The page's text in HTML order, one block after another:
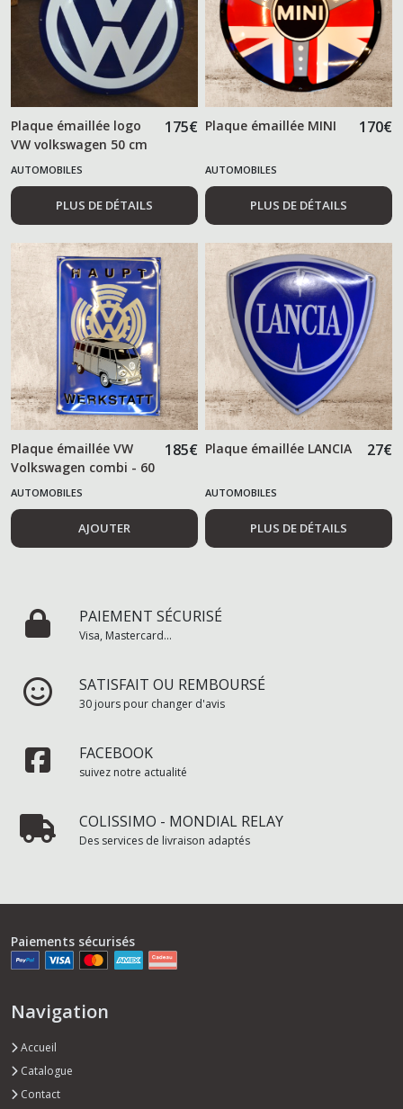
Plaque émaillée logo
VW volkswagen 50 cm
175€
AUTOMOBILES
PLUS DE DÉTAILS
Plaque émaillée MINI 170€
AUTOMOBILES
PLUS DE DÉTAILS
Plaque émaillée VW
Volkswagen combi - 60
cm -
185€
AUTOMOBILES
AJOUTER
Plaque émaillée LANCIA 27€
AUTOMOBILES
PLUS DE DÉTAILS
PAIEMENT SÉCURISÉ
Visa, Mastercard...
SATISFAIT OU REMBOURSÉ
30 jours pour changer d'avis
FACEBOOK
suivez notre actualité
COLISSIMO - MONDIAL RELAY
Des services de livraison adaptés
Paiements sécurisés
Navigation
Accueil
Catalogue
Contact